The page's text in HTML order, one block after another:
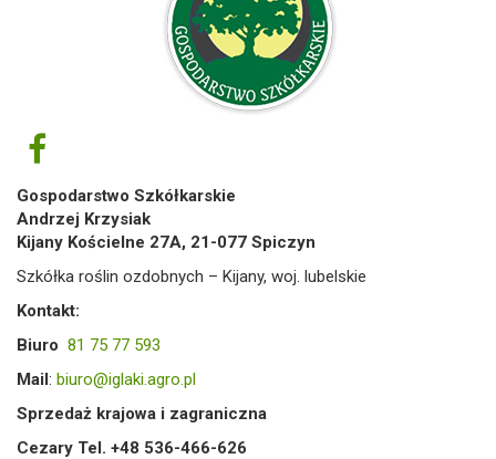
Gospodarstwo Szkółkarskie
Andrzej Krzysiak
Kijany Kościelne 27A, 21-077 Spiczyn
Szkółka roślin ozdobnych – Kijany, woj. lubelskie
Kontakt:
Biuro 81 75 77 593
Mail: biuro@iglaki.agro.pl
Sprzedaż krajowa i zagraniczna
Cezary Tel. +48 536-466-626